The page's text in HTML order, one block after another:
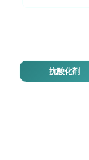
抗酸化剤